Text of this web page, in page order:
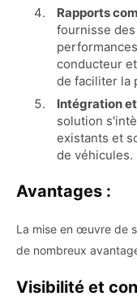
Rapports
fournisse
conducteur
de faciliter la
Intégration
solution
existants et
de véhicules.
Avantages :
La mise en œuvre de
de nombreux
Visibilité et